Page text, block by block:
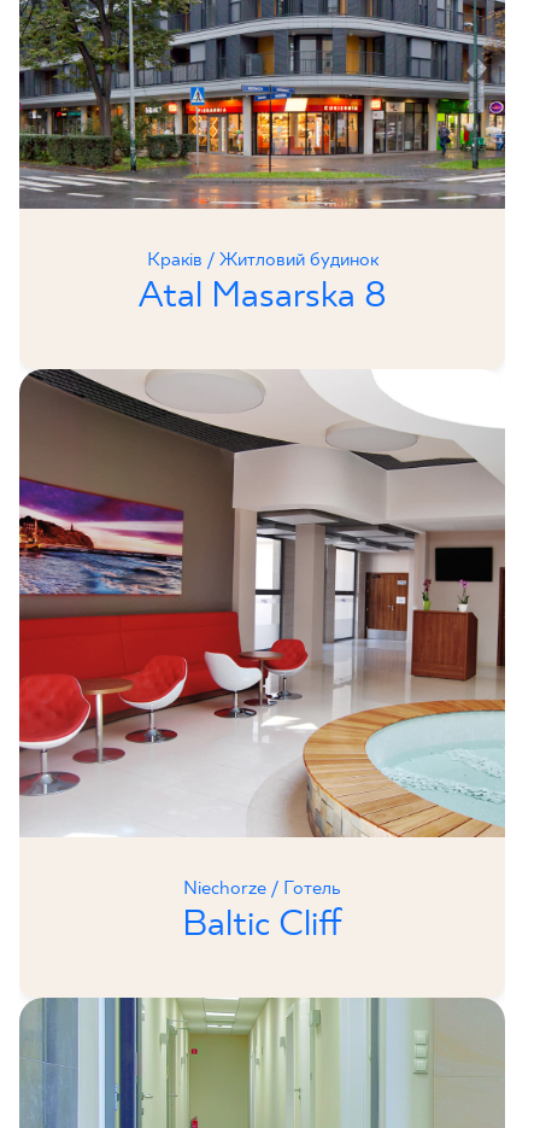
Краків / Житловий будинок
Atal Masarska 8
Niechorze / Готель
Baltic Cliff